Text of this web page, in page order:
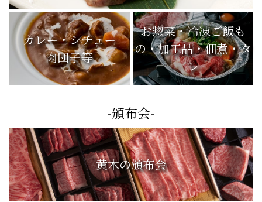
カレー・シチュー
肉団子等
お惣菜・冷凍ご飯も
の・加工品・佃煮・タ
レ
-頒布会-
黄木の頒布会